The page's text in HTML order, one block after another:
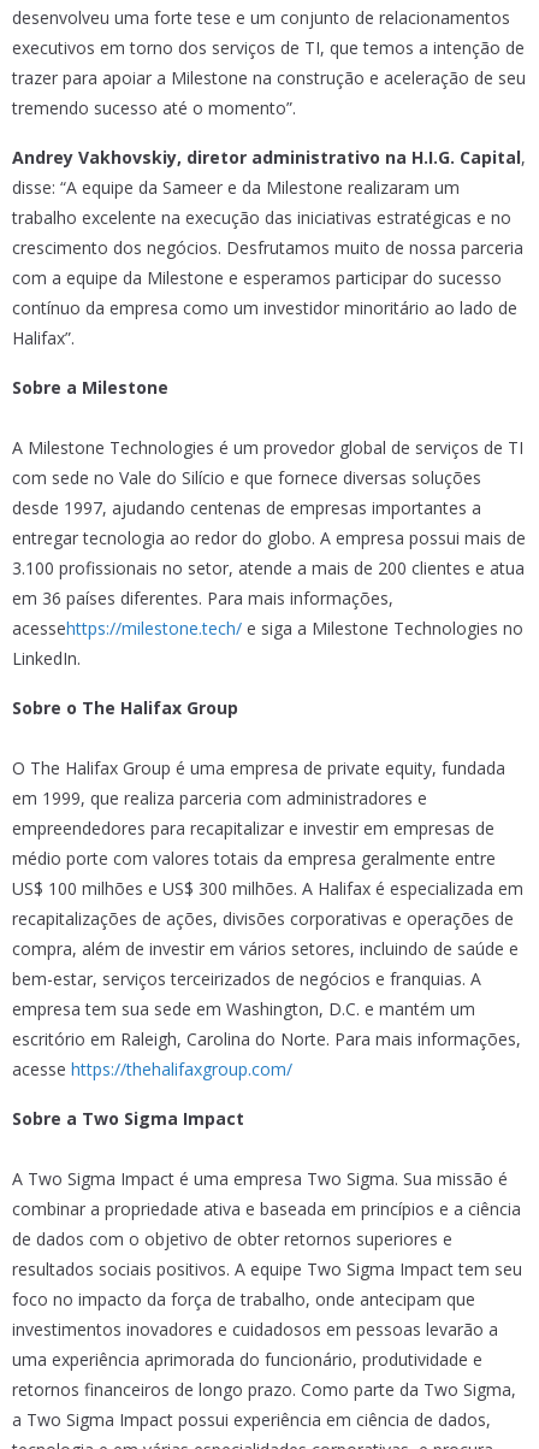
desenvolveu uma forte tese e um conjunto de relacionamentos
executivos em torno dos serviços de TI, que temos a intenção de
trazer para apoiar a Milestone na construção e aceleração de seu
tremendo sucesso até o momento”.
Andrey Vakhovskiy, diretor administrativo na H.I.G. Capital,
disse: “A equipe da Sameer e da Milestone realizaram um
trabalho excelente na execução das iniciativas estratégicas e no
crescimento dos negócios. Desfrutamos muito de nossa parceria
com a equipe da Milestone e esperamos participar do sucesso
contínuo da empresa como um investidor minoritário ao lado de
Halifax”.
Sobre a Milestone
A Milestone Technologies é um provedor global de serviços de TI
com sede no Vale do Silício e que fornece diversas soluções
desde 1997, ajudando centenas de empresas importantes a
entregar tecnologia ao redor do globo. A empresa possui mais de
3.100 profissionais no setor, atende a mais de 200 clientes e atua
em 36 países diferentes. Para mais informações,
acessehttps://milestone.tech/ e siga a Milestone Technologies no
LinkedIn.
Sobre o The Halifax Group
O The Halifax Group é uma empresa de private equity, fundada
em 1999, que realiza parceria com administradores e
empreendedores para recapitalizar e investir em empresas de
médio porte com valores totais da empresa geralmente entre
US$ 100 milhões e US$ 300 milhões. A Halifax é especializada em
recapitalizações de ações, divisões corporativas e operações de
compra, além de investir em vários setores, incluindo de saúde e
bem-estar, serviços terceirizados de negócios e franquias. A
empresa tem sua sede em Washington, D.C. e mantém um
escritório em Raleigh, Carolina do Norte. Para mais informações,
acesse https://thehalifaxgroup.com/
Sobre a Two Sigma Impact
A Two Sigma Impact é uma empresa Two Sigma. Sua missão é
combinar a propriedade ativa e baseada em princípios e a ciência
de dados com o objetivo de obter retornos superiores e
resultados sociais positivos. A equipe Two Sigma Impact tem seu
foco no impacto da força de trabalho, onde antecipam que
investimentos inovadores e cuidadosos em pessoas levarão a
uma experiência aprimorada do funcionário, produtividade e
retornos financeiros de longo prazo. Como parte da Two Sigma,
a Two Sigma Impact possui experiência em ciência de dados,